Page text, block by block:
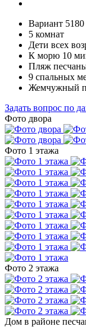
Вариант 5180
5 комнат
Дети всех
К морю 10
Пляж
9 спальных
Жемчужный
Задать вопрос по
Фото двора
Фото 1 этажа
Фото 2 этажа
Дом в районе